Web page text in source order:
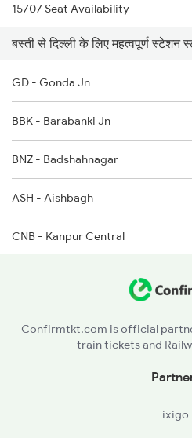
1077 Pune Jat Spl
1078 Jhelum Covid
1841 Kurj Kkde Spl
1842 Kkde Kurj Spl
2003 Ljn Ndls Sht Spl
15707 Seat Availability
02569 Seat Availability
02563 Seat Availability
15273 Seat Availability
12555 Seat Availability
15565 Seat Availability
12595 Seat Availability
बस्ती से दिल्ली के लिए महत्वपूर्ण स्टेशन
GD - Gonda Jn
BBK - Barabanki Jn
BNZ - Badshahnagar
ASH - Aishbagh
CNB - Kanpur Central
ALJN - Aligarh Jn
Confirmtkt.com is official
train tickets and
ixigo